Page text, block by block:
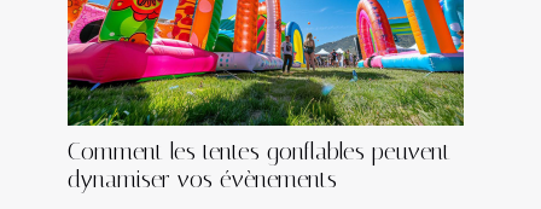
Comment les tentes gonflables peuvent
dynamiser vos évènements